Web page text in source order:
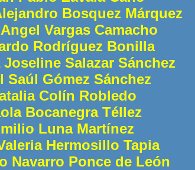
Bosquez Márquez
Vargas Camacho
Rodríguez Bonilla
Joseline Salazar Sánchez
Saúl Gómez Sánchez
Colín Robledo
Bocanegra Téllez
Luna Martínez
Hermosillo Tapia
Navarro Ponce de León